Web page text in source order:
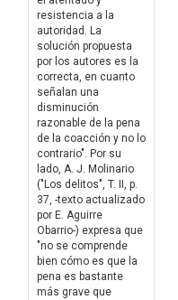
resistencia a la
autoridad. La
solución propuesta
por los autores es la
correcta, en cuanto
señalan una
disminución
razonable de la pena
de la coacción y no lo
contrario". Por su
lado, A. J. Molinario
("Los delitos", T. II, p.
37, -texto actualizado
por E. Aguirre
Obarrio-) expresa que
"no se comprende
bien cómo es que la
pena es bastante
más grave que